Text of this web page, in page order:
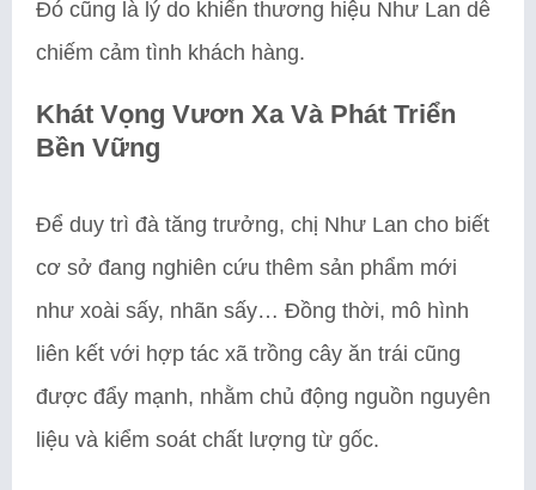
Đó cũng là lý do khiến thương hiệu Như Lan dễ
chiếm cảm tình khách hàng.
Khát Vọng Vươn Xa Và Phát Triển
Bền Vững
Để duy trì đà tăng trưởng, chị Như Lan cho biết
cơ sở đang nghiên cứu thêm sản phẩm mới
như xoài sấy, nhãn sấy… Đồng thời, mô hình
liên kết với hợp tác xã trồng cây ăn trái cũng
được đẩy mạnh, nhằm chủ động nguồn nguyên
liệu và kiểm soát chất lượng từ gốc.